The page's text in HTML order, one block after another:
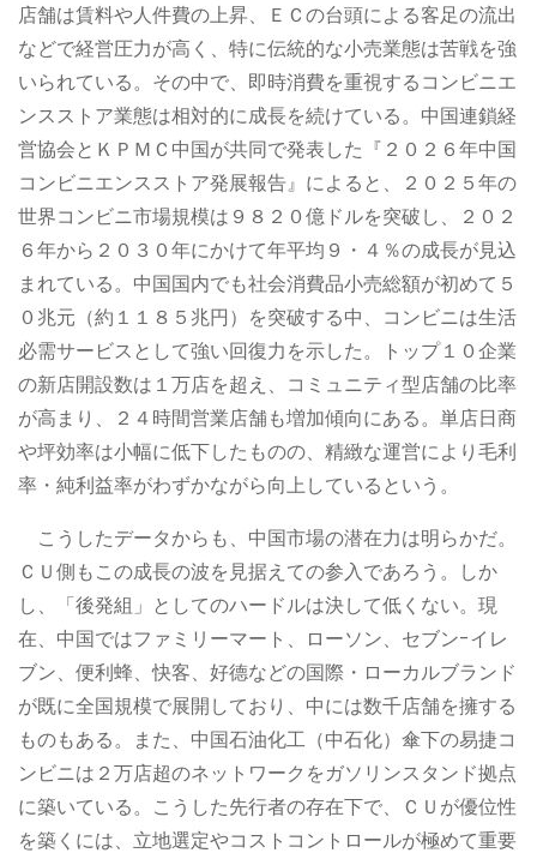
店舗は賃料や人件費の上昇、ＥＣの台頭による客足の流出
などで経営圧力が高く、特に伝統的な小売業態は苦戦を強
いられている。その中で、即時消費を重視するコンビニエ
ンスストア業態は相対的に成長を続けている。中国連鎖経
営協会とＫＰＭＣ中国が共同で発表した『２０２６年中国
コンビニエンスストア発展報告』によると、２０２５年の
世界コンビニ市場規模は９８２０億ドルを突破し、２０２
６年から２０３０年にかけて年平均９・４％の成長が見込
まれている。中国国内でも社会消費品小売総額が初めて５
０兆元（約１１８５兆円）を突破する中、コンビニは生活
必需サービスとして強い回復力を示した。トップ１０企業
の新店開設数は１万店を超え、コミュニティ型店舗の比率
が高まり、２４時間営業店舗も増加傾向にある。単店日商
や坪効率は小幅に低下したものの、精緻な運営により毛利
率・純利益率がわずかながら向上しているという。
こうしたデータからも、中国市場の潜在力は明らかだ。
ＣＵ側もこの成長の波を見据えての参入であろう。しか
し、「後発組」としてのハードルは決して低くない。現
在、中国ではファミリーマート、ローソン、セブン-イレ
ブン、便利蜂、快客、好德などの国際・ローカルブランド
が既に全国規模で展開しており、中には数千店舗を擁する
ものもある。また、中国石油化工（中石化）傘下の易捷コ
ンビニは２万店超のネットワークをガソリンスタンド拠点
に築いている。こうした先行者の存在下で、ＣＵが優位性
を築くには、立地選定やコストコントロールが極めて重要